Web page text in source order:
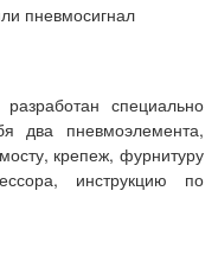
пневмосигнал
специально
два пневмоэлемента,
крепеж, фурнитуру
инструкцию по